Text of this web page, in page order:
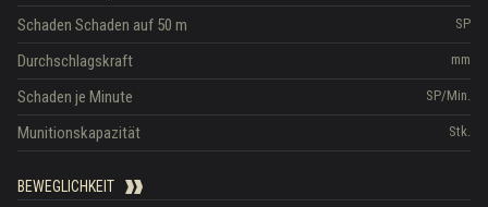
SP
Schaden Schaden auf 50 m
mm
Durchschlagskraft
SP/Min.
Schaden je Minute
Stk.
Munitionskapazität
BEWEGLICHKEIT